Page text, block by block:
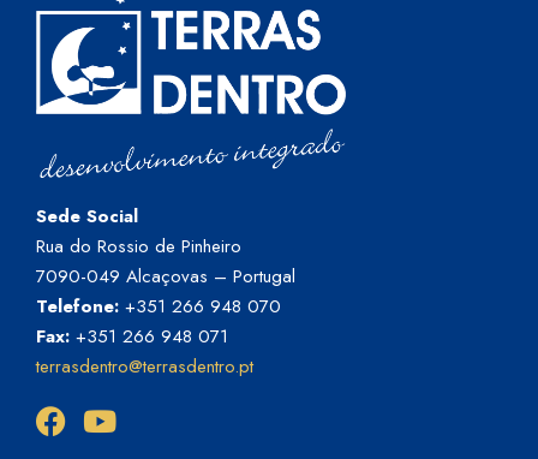
Sede Social
Rua do Rossio de Pinheiro
7090-049 Alcaçovas – Portugal
Telefone: +351 266 948 070
Fax: +351 266 948 071
terrasdentro@terrasdentro.pt